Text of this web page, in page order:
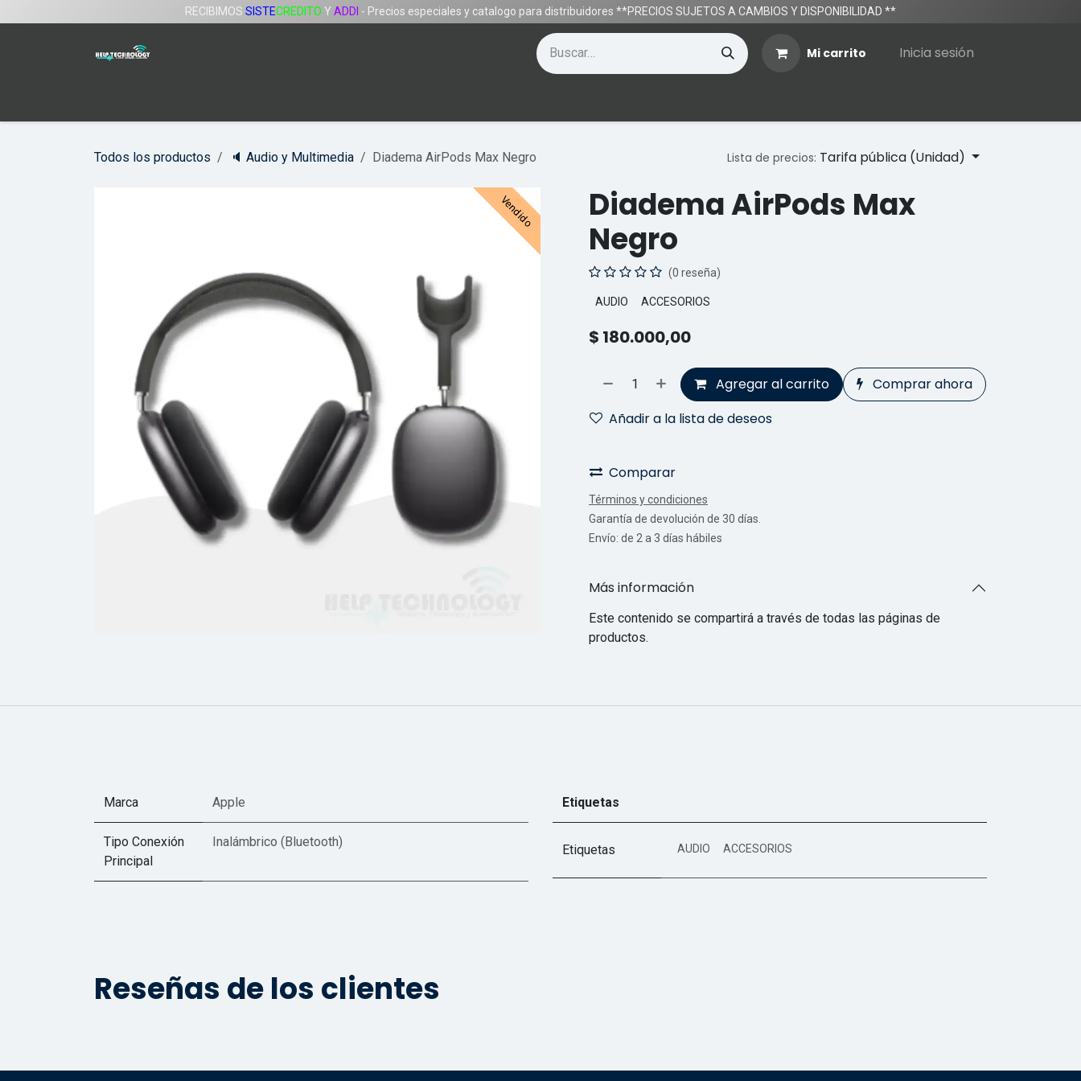
RECIBIMOS SISTECREDITO Y ADDI - Precios especiales y catalogo para distribuidores **PRECIOS SUJETOS A CAMBIOS Y DISPONIBILIDAD **
Mi carrito Inicia sesión
Todos los productos 🔈 Audio y Multimedia Diadema AirPods Max Negro Lista de precios: Tarifa pública (Unidad)
Vendido
Diadema AirPods Max
Negro
(0 reseña)
AUDIO ACCESORIOS
$ 180.000,00
Agregar al carrito
Comprar ahora
Añadir a la lista de deseos
Comparar
Términos y condiciones
Garantía de devolución de 30 días.
Envío: de 2 a 3 días hábiles
Más información
Este contenido se compartirá a través de todas las páginas de
productos.
Marca Apple
Tipo Conexión
Principal
Inalámbrico (Bluetooth)
Etiquetas
Etiquetas AUDIO ACCESORIOS
Reseñas de los clientes